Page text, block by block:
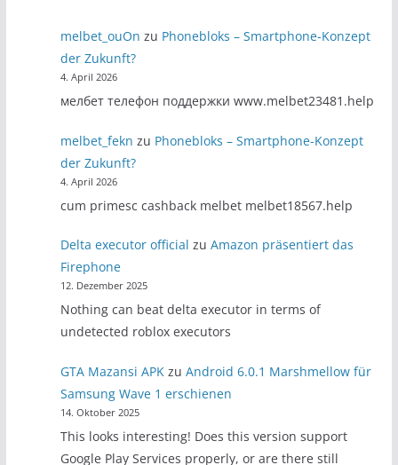
melbet_ouOn zu Phonebloks – Smartphone-Konzept
der Zukunft?
4. April 2026
мелбет телефон поддержки www.melbet23481.help
melbet_fekn zu Phonebloks – Smartphone-Konzept
der Zukunft?
4. April 2026
cum primesc cashback melbet melbet18567.help
Delta executor official zuAmazon präsentiert das
Firephone
12. Dezember 2025
Nothing can beat delta executor in terms of
undetected roblox executors
GTA Mazansi APK zuAndroid 6.0.1 Marshmellow für
Samsung Wave 1 erschienen
14. Oktober 2025
This looks interesting! Does this version support
Google Play Services properly, or are there still